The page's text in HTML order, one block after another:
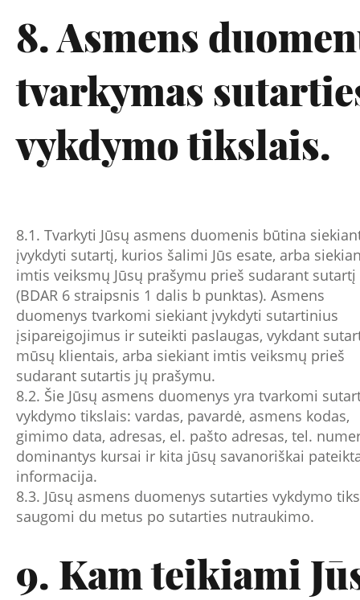
8. Asmens
tvarkymas
vykdymo tikslais.
8.1. Tvarkyti Jūsų asmens duomenis būtina
įvykdyti sutartį, kurios šalimi Jūs esate, arba
imtis veiksmų Jūsų prašymu prieš sudarant sutartį
(BDAR 6 straipsnis 1 dalis b punktas). Asmens
duomenys tvarkomi siekiant įvykdyti sutartinius
įsipareigojimus ir suteikti paslaugas, vykdant
mūsų klientais, arba siekiant imtis veiksmų prieš
sudarant sutartis jų prašymu.
8.2. Šie Jūsų asmens duomenys yra tvarkomi
vykdymo tikslais: vardas, pavardė, asmens kodas,
gimimo data, adresas, el. pašto adresas, tel.
dominantys kursai ir kita jūsų savanoriškai
informacija.
8.3. Jūsų asmens duomenys sutarties vykdymo
saugomi du metus po sutarties nutraukimo.
9. Kam teikiami